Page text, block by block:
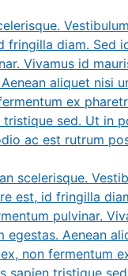
fringilla diam.
Vivamus id
aliquet nisi
ex
sed. Ut in
ac est rutrum
scelerisque.
est, id fringilla
pulvinar.
Aenean
non fermentum
sapien tristique